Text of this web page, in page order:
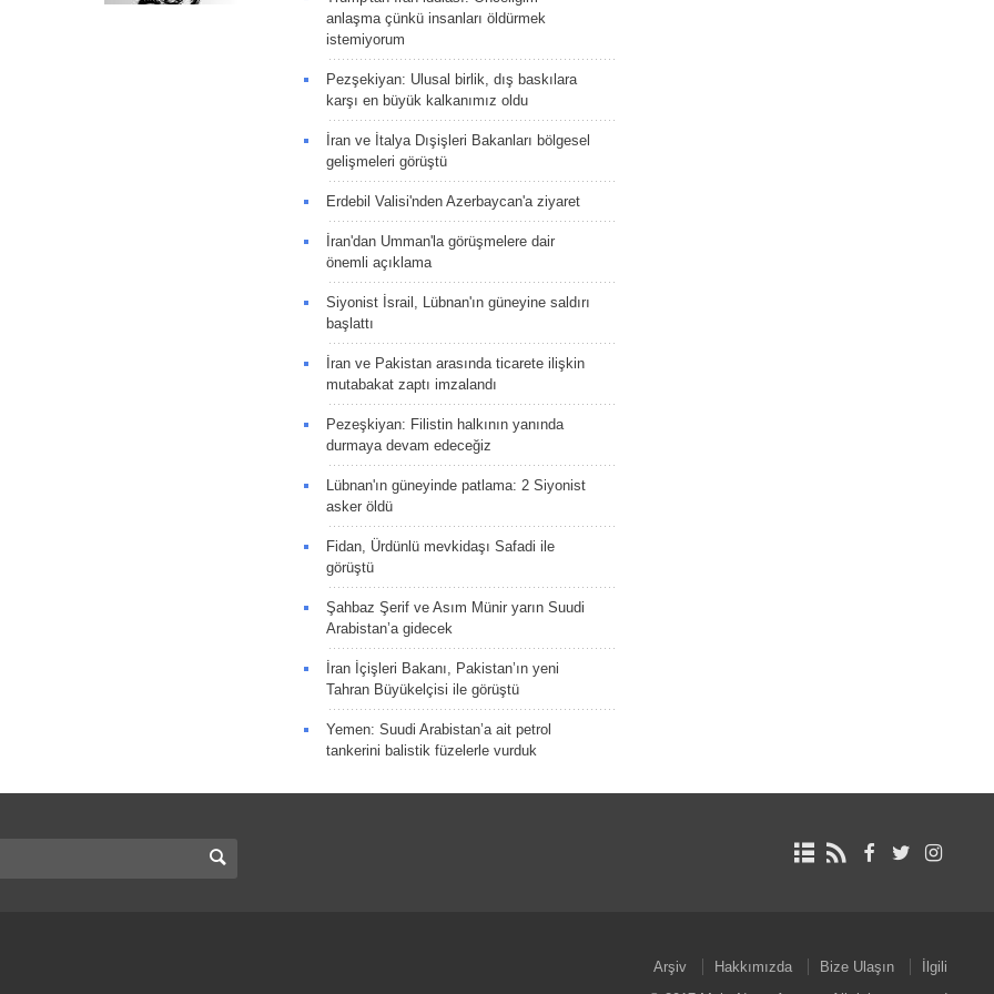
anlaşma çünkü insanları öldürmek
istemiyorum
Pezşekiyan: Ulusal birlik, dış baskılara
karşı en büyük kalkanımız oldu
İran ve İtalya Dışişleri Bakanları bölgesel
gelişmeleri görüştü
Erdebil Valisi'nden Azerbaycan'a ziyaret
İran'dan Umman'la görüşmelere dair
önemli açıklama
Siyonist İsrail, Lübnan'ın güneyine saldırı
başlattı
İran ve Pakistan arasında ticarete ilişkin
mutabakat zaptı imzalandı
Pezeşkiyan: Filistin halkının yanında
durmaya devam edeceğiz
Lübnan'ın güneyinde patlama: 2 Siyonist
asker öldü
Fidan, Ürdünlü mevkidaşı Safadi ile
görüştü
Şahbaz Şerif ve Asım Münir yarın Suudi
Arabistan’a gidecek
İran İçişleri Bakanı, Pakistan’ın yeni
Tahran Büyükelçisi ile görüştü
Yemen: Suudi Arabistan’a ait petrol
tankerini balistik füzelerle vurduk
Arşiv Hakkımızda Bize Ulaşın
İlgili